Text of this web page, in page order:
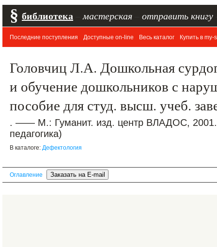
§ библиотека мастерская отправить книгу
Последние поступления Доступные on-line Весь каталог Купить в my-
Головчиц Л.А. Дошкольная
и обучение дошкольников с
пособие для студ. высш. учеб.
. —— М.: Гуманит. изд. центр ВЛАДОС,
педагогика)
В каталоге: Дефектология
Оглавление